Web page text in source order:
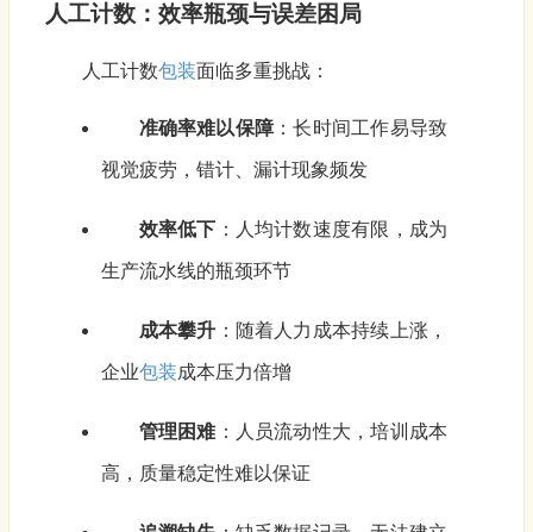
人工计数：效率瓶颈与误差困局
人工计数包装面临多重挑战：
准确率难以保障 ：长时间工作易导致
视觉疲劳，错计、漏计现象频发
效率低下 ：人均计数速度有限，成为
生产流水线的瓶颈环节
成本攀升 ：随着人力成本持续上涨，
企业包装成本压力倍增
管理困难：人员流动性大，培训成本
高，质量稳定性难以保证